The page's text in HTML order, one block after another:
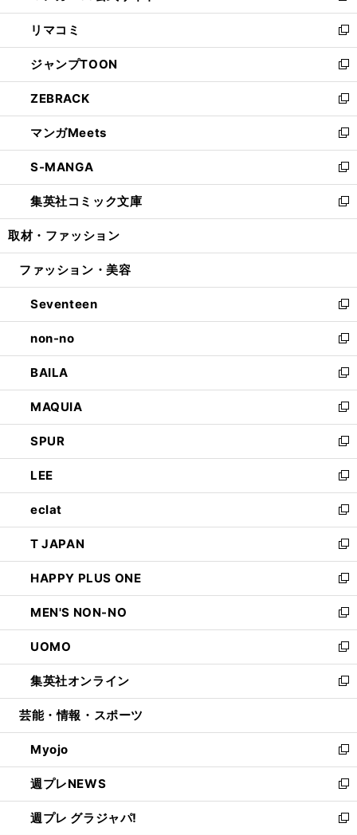
ウ
で
開
く
ン
ド
ウ
で
開
く
ウ
ィ
ン
ド
ウ
で
開
く
し
い
ウ
ィ
ン
ド
ウ
で
開
く
リマコミ
新
し
い
ウ
ィ
ン
ド
ウ
で
開
く
ジャンプTOON
新
し
い
ウ
ィ
ン
ド
ウ
で
開
ZEBRACK
新
し
い
ウ
ィ
ン
ド
ウ
開
マンガMeets
新
し
い
ウ
ィ
ン
ウ
開
く
S-MANGA
新
し
い
ウ
ン
ウ
で
開
く
集英社コミック文庫
新
し
ウ
ン
ド
ウ
で
開
く
取材・ファッション
ファッション・美容
Seventeen
新
し
い
ウ
ィ
ン
ド
ウ
で
開
く
non-no
新
し
い
ウ
ィ
ン
ド
ウ
で
開
く
BAILA
新
し
い
ウ
ィ
ン
ド
ウ
で
開
く
MAQUIA
新
し
い
ウ
ィ
ン
ド
ウ
で
開
く
SPUR
新
し
い
ウ
ィ
ン
ド
ウ
で
開
く
LEE
新
し
い
ウ
ィ
ン
ド
ウ
で
開
く
eclat
新
し
い
ウ
ィ
ン
ド
ウ
で
開
く
T JAPAN
新
し
い
ウ
ィ
ン
ド
ウ
で
開
HAPPY PLUS ONE
新
し
い
ウ
ィ
ン
ド
ウ
開
く
MEN'S NON-NO
新
し
い
ウ
ィ
ン
ウ
で
開
く
UOMO
新
し
い
ウ
ン
ド
ウ
で
開
く
集英社オンライン
新
し
ウ
ィ
ン
ド
ウ
で
芸能・情報・スポーツ
Myojo
新
し
い
ウ
ィ
週プレNEWS
新
し
い
週プレ グラジャパ!
新